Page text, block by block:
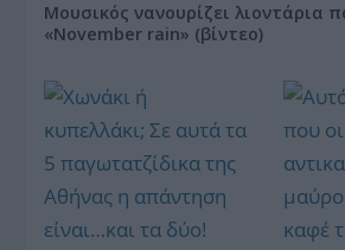
Μουσικός νανουρίζει λιοντάρια
«November rain» (βίντεο)